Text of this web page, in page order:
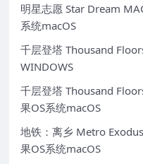
明星志愿 Star Dream
系统macOS
千层登塔 Thousand
WINDOWS
千层登塔 Thousand
果OS系统macOS
地铁：离乡 Metro
果OS系统macOS